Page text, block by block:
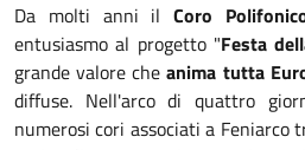
Da molti anni il Coro
entusiasmo al progetto "Festa
grande valore cheanima tutta
diffuse. Nell'arco di quattro
numerosi cori associati a Feniarco